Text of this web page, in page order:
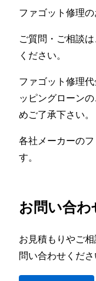
ファゴット修理
ご質問・ご相談
ください。
ファゴット修理
ッピングローン
めご了承下さい。
各社メーカーの
す。
お問い合わ
お見積もりやご
問い合わせくださ